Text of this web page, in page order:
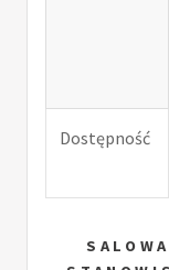
Dostępność